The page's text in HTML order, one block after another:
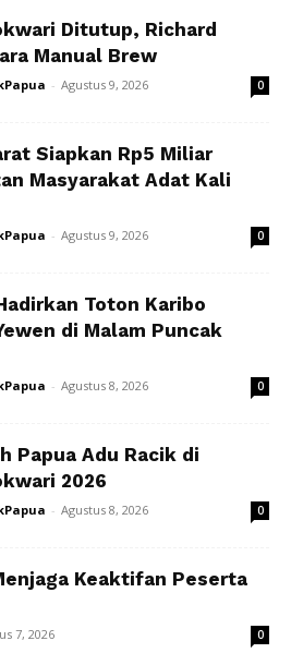
Ditutup, Richard
Manual Brew
- Agustus 9, 2026 0
Siapkan Rp5 Miliar
Masyarakat Adat Kali
- Agustus 9, 2026 0
Toton Karibo
di Malam Puncak
- Agustus 8, 2026 0
Papua Adu Racik di
2026
- Agustus 8, 2026 0
Keaktifan Peserta
7, 2026 0